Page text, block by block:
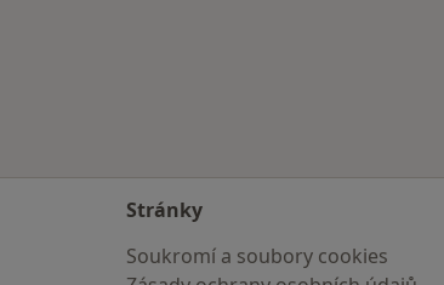
Stránky
Soukromí a soubory cookies